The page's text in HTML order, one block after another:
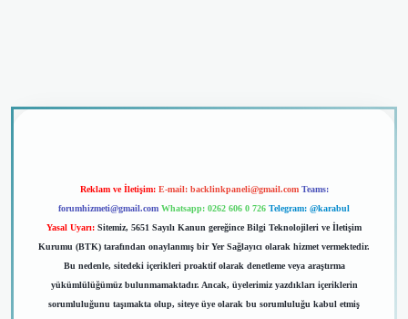
Reklam ve İletişim: E-mail: backlinkpaneli@gmail.com Teams:
forumhizmeti@gmail.com Whatsapp: 0262 606 0 726 Telegram: @karabul
Yasal Uyarı: Sitemiz, 5651 Sayılı Kanun gereğince Bilgi Teknolojileri ve İletişim
Kurumu (BTK) tarafından onaylanmış bir Yer Sağlayıcı olarak hizmet vermektedir.
Bu nedenle, sitedeki içerikleri proaktif olarak denetleme veya araştırma
yükümlülüğümüz bulunmamaktadır. Ancak, üyelerimiz yazdıkları içeriklerin
sorumluluğunu taşımakta olup, siteye üye olarak bu sorumluluğu kabul etmiş